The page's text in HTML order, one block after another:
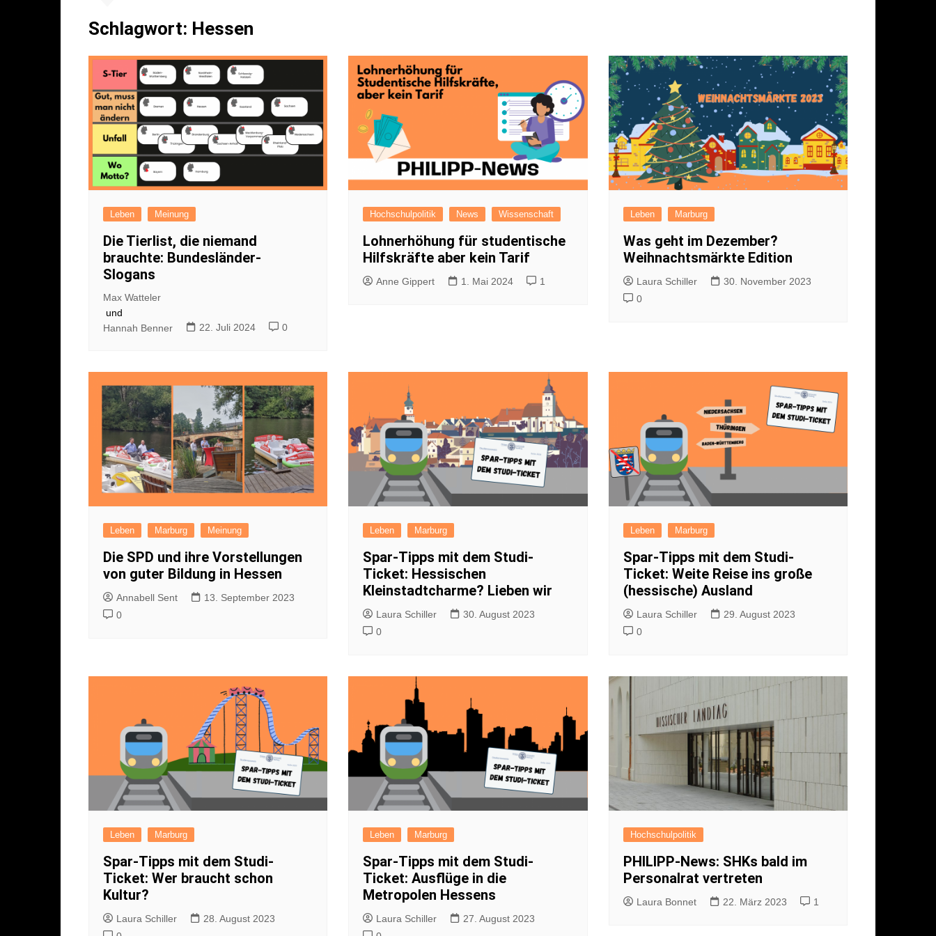
Musik
Endgegner*in
Satzung
Impressum
Datenschutzerklärung
Schlagwort: Hessen
Leben Meinung
Die Tierlist, die niemand
brauchte: Bundesländer-
Slogans
Max Watteler
und
Hannah Benner
22. Juli 2024 0
Hochschulpolitik News Wissenschaft
Lohnerhöhung für studentische
Hilfskräfte aber kein Tarif
Anne Gippert 1. Mai 2024 1
Leben Marburg
Was geht im Dezember?
Weihnachtsmärkte Edition
Laura Schiller
30. November 2023
0
Leben Marburg Meinung
Die SPD und ihre Vorstellungen
von guter Bildung in Hessen
Annabell Sent
13. September 2023
0
Leben Marburg
Spar-Tipps mit dem Studi-
Ticket: Hessischen
Kleinstadtcharme? Lieben wir
Laura Schiller
30. August 2023
0
Leben Marburg
Spar-Tipps mit dem Studi-
Ticket: Weite Reise ins große
(hessische) Ausland
Laura Schiller
29. August 2023
0
Leben Marburg
Spar-Tipps mit dem Studi-
Ticket: Wer braucht schon
Kultur?
Laura Schiller
28. August 2023
Leben Marburg
Spar-Tipps mit dem Studi-
Ticket: Ausflüge in die
Metropolen Hessens
Laura Schiller
27. August 2023
Hochschulpolitik
PHILIPP-News: SHKs bald im
Personalrat vertreten
Laura Bonnet 22. März 2023 1